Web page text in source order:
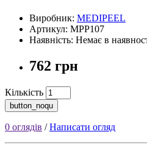
Виробник: MEDIPEEL
Артикул: MPP107
Наявність: Немає в
762 грн
Кількість
button_noqu
0 оглядів /Написати огляд